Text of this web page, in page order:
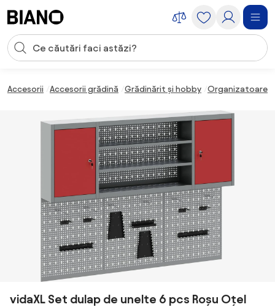
Introducerea căutării
Accesorii Accesorii grădină Grădinărit și hobby Organizatoare
vidaXL Set dulap de unelte 6 pcs Roșu Oțel